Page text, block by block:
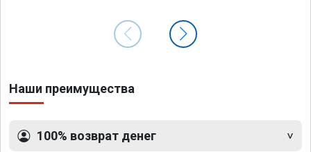
Наши преимущества
100% возврат денег